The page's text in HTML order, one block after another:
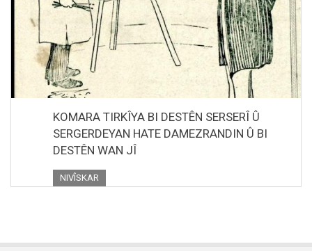
KOMARA TIRKÎYA BI DESTÊN SERSERÎ Û
SERGERDEYAN HATE DAMEZRANDIN Û BI
DESTÊN WAN JÎ
NIVÎSKAR